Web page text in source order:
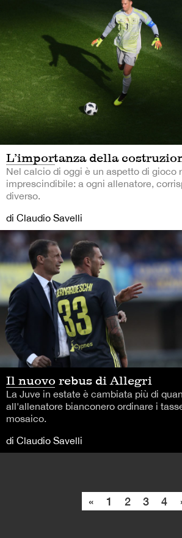
L’importanza della
Nel calcio di oggi è un aspetto di gioco
imprescindibile: a ogni allenatore,
diverso.
di Claudio Savelli
Il nuovo rebus di Allegri
La Juve in estate è cambiata più di
all'allenatore bianconero ordinare i
mosaico.
di Claudio Savelli
« 1 2 3 4